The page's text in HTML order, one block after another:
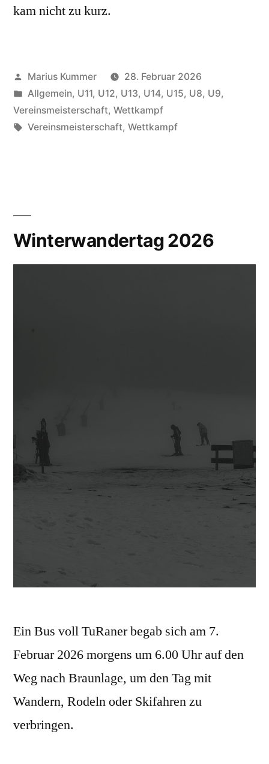
kam nicht zu kurz.
Veröffentlicht
von
Marius Kummer
28. Februar 2026
Veröffentlicht
unter
Allgemein, U11, U12, U13, U14, U15, U8, U9,
Vereinsmeisterschaft, Wettkampf
Schlagwörter:
Vereinsmeisterschaft, Wettkampf
Winterwandertag 2026
Ein Bus voll TuRaner begab sich am 7.
Februar 2026 morgens um 6.00 Uhr auf den
Weg nach Braunlage, um den Tag mit
Wandern, Rodeln oder Skifahren zu
verbringen.